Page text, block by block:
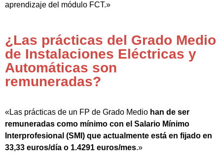
aprendizaje del módulo FCT.»
¿Las prácticas del Grado Medio
de Instalaciones Eléctricas y
Automáticas son
remuneradas?
«Las prácticas de un FP de Grado Medio han de ser
remuneradas como mínimo con el Salario Mínimo
Interprofesional (SMI) que actualmente está en fijado en
33,33 euros/día o 1.4291 euros/mes.»